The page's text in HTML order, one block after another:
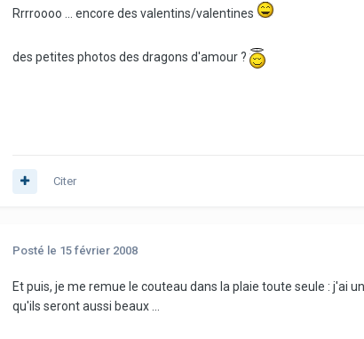
Rrrroooo ... encore des valentins/valentines
des petites photos des dragons d'amour ?
Citer
Posté le 15 février 2008
Et puis, je me remue le couteau dans la plaie toute seule : j'ai
qu'ils seront aussi beaux ...